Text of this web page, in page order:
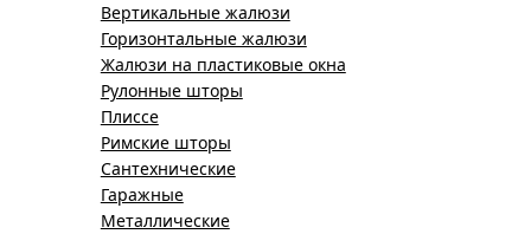
Вертикальные жалюзи
Горизонтальные жалюзи
Жалюзи на пластиковые окна
Рулонные шторы
Плиссе
Римские шторы
Сантехнические
Гаражные
Металлические